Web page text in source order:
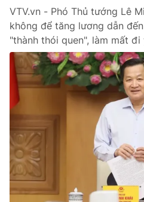
VTV.vn - Phó Thủ tướng Lê
không để tăng lương dẫn
"thành thói quen", làm mất